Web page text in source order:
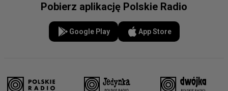
Pobierz aplikację Polskie Radio
Google Play App Store